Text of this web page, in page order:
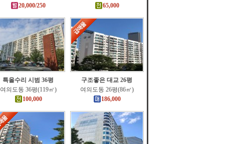
20,000/250
65,000
특올수리 시범 36평
여의도동 36평(119㎡)
100,000
구조좋은 대교 26평
여의도동 26평(86㎡)
186,000